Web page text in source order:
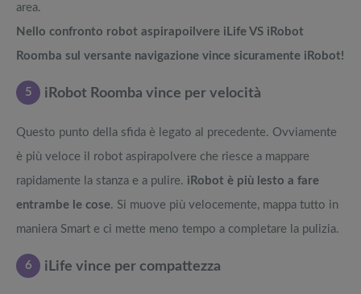
area.
Nello confronto robot aspirapoilvere iLife VS iRobot
Roomba sul versante navigazione vince sicuramente iRobot!
5 iRobot Roomba vince per velocità
Questo punto della sfida è legato al precedente. Ovviamente
è più veloce il robot aspirapolvere che riesce a mappare
rapidamente la stanza e a pulire. iRobot è più lesto a fare
entrambe le cose. Si muove più velocemente, mappa tutto in
maniera Smart e ci mette meno tempo a completare la pulizia.
6 iLife vince per compattezza